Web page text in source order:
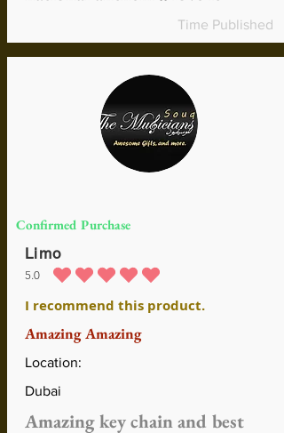
Time Published
Confirmed Purchase
Limo
5.0
la calificación promedio es 5 de 5
I recommend this product.
Amazing Amazing
Location:
Dubai
Amazing key chain and best